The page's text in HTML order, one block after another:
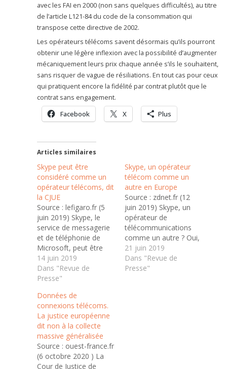
avec les FAI en 2000 (non sans quelques difficultés), au titre
de l’article L121-84 du code de la consommation qui
transpose cette directive de 2002.
Les opérateurs télécoms savent désormais qu’ils pourront
obtenir une légère inflexion avec la possibilité d’augmenter
mécaniquement leurs prix chaque année s’ils le souhaitent,
sans risquer de vague de résiliations. En tout cas pour ceux
qui pratiquent encore la fidélité par contrat plutôt que le
contrat sans engagement.
Facebook X Plus
Articles similaires
Skype peut être
considéré comme un
opérateur télécoms, dit
la CJUE
Source : lefigaro.fr (5
juin 2019) Skype, le
service de messagerie
et de téléphonie de
Microsoft, peut être
considéré comme un
opérateur télécoms,
étant donné qu'il
payante et a conclu un
accord avec des
opérateurs de réseau
pour acheminer des
appels, a déclaré
mercredi la Cour de…
14 juin 2019
Dans "Revue de
Presse"
Skype, un opérateur
télécom comme un
autre en Europe
Source : zdnet.fr (12
juin 2019) Skype, un
opérateur de
télécommunications
comme un autre ? Oui,
si l'on en croit la Cour
de justice de l'Union
européenne (CJUE). Le
21 juin 2019
Dans "Revue de
Presse"
Données de
connexions télécoms.
La justice européenne
dit non à la collecte
massive généralisée
Source : ouest-france.fr
(6 octobre 2020 ) La
Cour de Justice de